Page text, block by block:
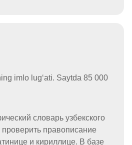
imlo lugʻati. Saytda 85 000
словарь узбекского
правописание
и кириллице. В базе